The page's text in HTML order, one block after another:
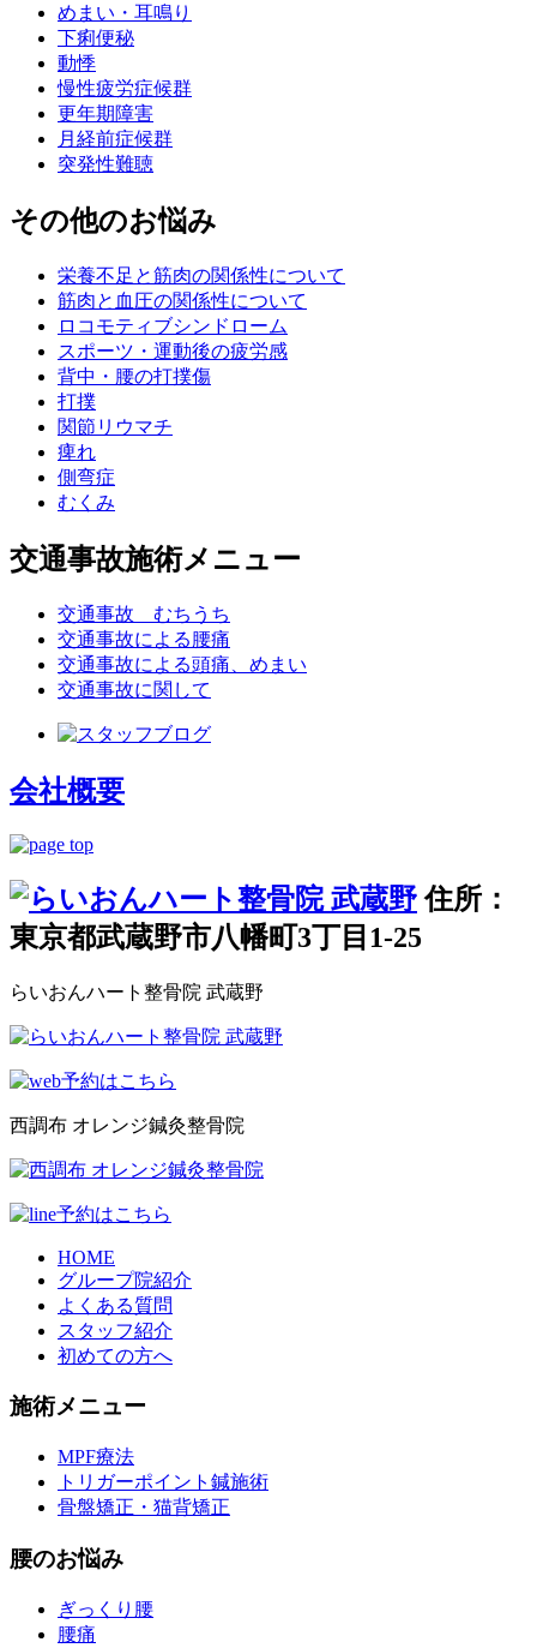
めまい・耳鳴り
下痢便秘
動悸
慢性疲労症候群
更年期障害
月経前症候群
突発性難聴
その他のお悩み
栄養不足と筋肉の関係性について
筋肉と血圧の関係性について
ロコモティブシンドローム
スポーツ・運動後の疲労感
背中・腰の打撲傷
打撲
関節リウマチ
痺れ
側弯症
むくみ
交通事故施術メニュー
交通事故 むちうち
交通事故による腰痛
交通事故による頭痛、めまい
交通事故に関して
会社概要
住所：
東京都武蔵野市八幡町3丁目1-25
らいおんハート整骨院 武蔵野
西調布 オレンジ鍼灸整骨院
HOME
グループ院紹介
よくある質問
スタッフ紹介
初めての方へ
施術メニュー
MPF療法
トリガーポイント鍼施術
骨盤矯正・猫背矯正
腰のお悩み
ぎっくり腰
腰痛